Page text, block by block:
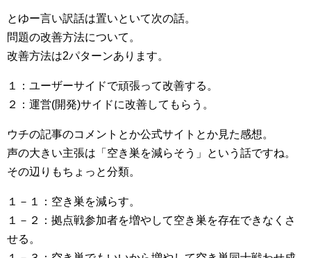
とゆー言い訳話は置いといて次の話。
問題の改善方法について。
改善方法は2パターンあります。
１：ユーザーサイドで頑張って改善する。
２：運営(開発)サイドに改善してもらう。
ウチの記事のコメントとか公式サイトとか見た感想。
声の大きい主張は「空き巣を減らそう」という話ですね。
その辺りもちょっと分類。
１－１：空き巣を減らす。
１－２：拠点戦参加者を増やして空き巣を存在できなくさ
せる。